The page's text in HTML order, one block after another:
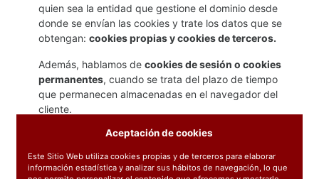
quien sea la entidad que gestione el dominio desde
donde se envían las cookies y trate los datos que se
obtengan: cookies propias y cookies de terceros.
Además, hablamos de cookies de sesión o cookies
permanentes, cuando se trata del plazo de tiempo
que permanecen almacenadas en el navegador del
cliente.
Por último, existe otra clasificación con cinco tipos de
cookies según la finalidad para la que se traten los
datos obtenidos:cookies técnicas, cookies de
Aceptación de cookies
Este Sitio Web utiliza cookies propias y de terceros para elaborar
información estadística y analizar sus hábitos de navegación, lo que